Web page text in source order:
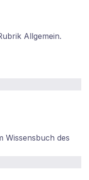
Allgemein.
Wissensbuch des